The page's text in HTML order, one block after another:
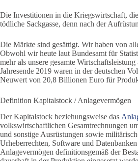
Die Investitionen in die Kriegswirtschaft,
tödliche Sackgasse, denn nach der
Die Märkte sind gesättigt. Wir haben von
Obwohl wir heute laut Bundesamt für
mehr als unsere gesamte
Jahresende 2019 waren in der deutschen
Neuwert von 20,8 Billionen Euro für
Definition Kapitalstock / Anlagevermögen
Der Kapital­stock beziehungs­weise das
volkswirtschaftlichen Gesamtrechnungen
und sonstige Ausrüstungen sowie
Urheberrechten, Software und
Anlagevermögen definitionsgemäß der